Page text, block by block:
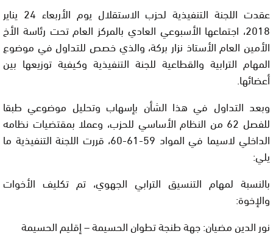
عقدت اللجنة التنفيذية لحزب الاستقلال يوم الأربعاء 24 يناير
2018، اجتماعها الأسبوعي العادي بالمركز العام تحت رئاسة الأخ
الأمين العام الأستاذ نزار بركة، والذي خصص للتداول في موضوع
المهام الترابية والقطاعية للجنة التنفيذية وكيفية توزيعها بين
أعضائها.
وبعد التداول في هذا الشأن بإسهاب وتحليل موضوعي طبقا
للفصل 62 من النظام الأساسي للحزب، وعملا بمقتضيات نظامه
الداخلي لاسيما في المواد 59-61-60، قررت اللجنة التنفيذية ما
يلي:
بالنسبة لمهام التنسيق الترابي الجهوي، تم تكليف الأخوات
والإخوة:
نور الدين مضيان: جهة طنجة تطوان الحسيمة – إقليم الحسيمة